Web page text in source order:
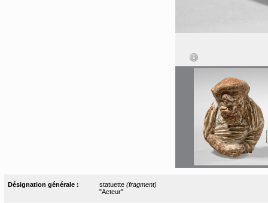
Désignation générale : statuette (fragment)
"Acteur"